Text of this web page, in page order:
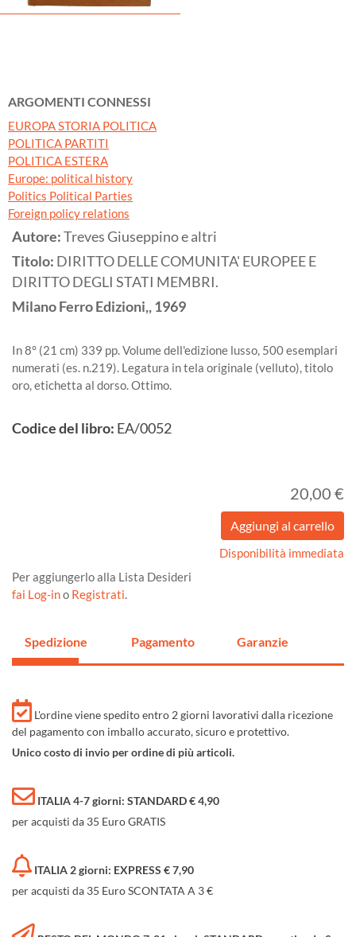
ARGOMENTI CONNESSI
EUROPA STORIA POLITICA
POLITICA PARTITI
POLITICA ESTERA
Europe: political history
Politics Political Parties
Foreign policy relations
Autore:Treves Giuseppino e altri
Titolo: DIRITTO DELLE COMUNITA' EUROPEE E
DIRITTO DEGLI STATI MEMBRI.
MilanoFerro Edizioni,,1969
In 8° (21 cm) 339 pp. Volume dell'edizione lusso, 500 esemplari
numerati (es. n.219). Legatura in tela originale (velluto), titolo
oro, etichetta al dorso. Ottimo.
Codice del libro: EA/0052
20,00 €
Disponibilità immediata
Per aggiungerlo alla Lista Desideri
fai Log-ino Registrati.
Spedizione Pagamento Garanzie
L'ordine viene spedito entro 2 giorni lavorativi dalla ricezione
del pagamento con imballo accurato, sicuro e protettivo.
Unico costo di invio per ordine di più articoli.
ITALIA 4-7 giorni: STANDARD € 4,90
per acquisti da 35 Euro GRATIS
ITALIA 2 giorni: EXPRESS € 7,90
per acquisti da 35 Euro SCONTATA A 3 €